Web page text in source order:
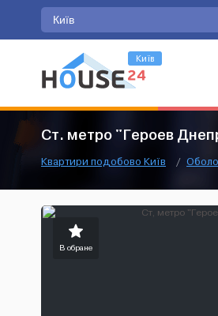
Київ
Ст. метро "Героев
Квартири подобово Київ /
В обране